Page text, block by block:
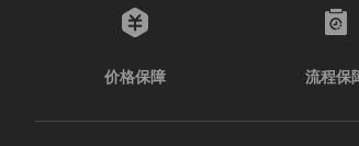
价格保障 流程保